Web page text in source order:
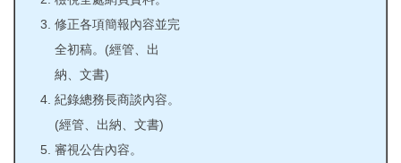
修正各項簡報內容並完
全初稿。(經管、出
納、文書)
紀錄總務長商談內容。
(經管、出納、文書)
審視公告內容。